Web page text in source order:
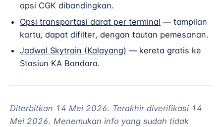
opsi CGK dibandingkan.
Opsi transportasi darat per terminal — tampilan
kartu, dapat difilter, dengan tautan pemesanan.
Jadwal Skytrain (Kalayang) — kereta gratis ke
Stasiun KA Bandara.
Diterbitkan 14 Mei 2026. Terakhir diverifikasi 14
Mei 2026. Menemukan info yang sudah tidak